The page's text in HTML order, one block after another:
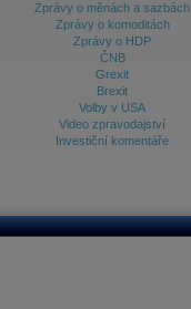
Zprávy o měnách a sazbách
Zprávy o komoditách
Zprávy o HDP
ČNB
Grexit
Brexit
Volby v USA
Video zpravodajství
Investiční komentáře